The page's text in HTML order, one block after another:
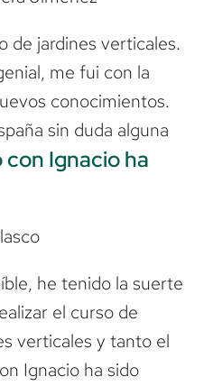
de jardines verticales.
me fui con la
conocimientos.
sin duda alguna
Ignacio ha
he tenido la suerte
el curso de
verticales y tanto el
Ignacio ha sido